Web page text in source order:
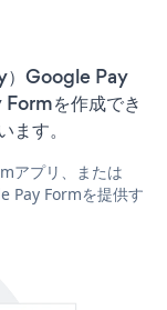
）Google Pay
を作成でき
す。
アプリ、または
Pay Formを提供す